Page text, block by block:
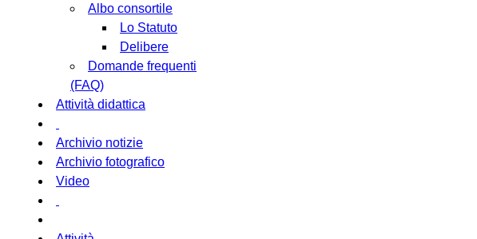
Albo consortile
Lo Statuto
Delibere
Domande frequenti
(FAQ)
Attività didattica
Archivio notizie
Archivio fotografico
Video